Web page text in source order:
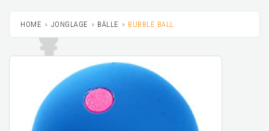
HOME JONGLAGE BÄLLE BUBBLE BALL